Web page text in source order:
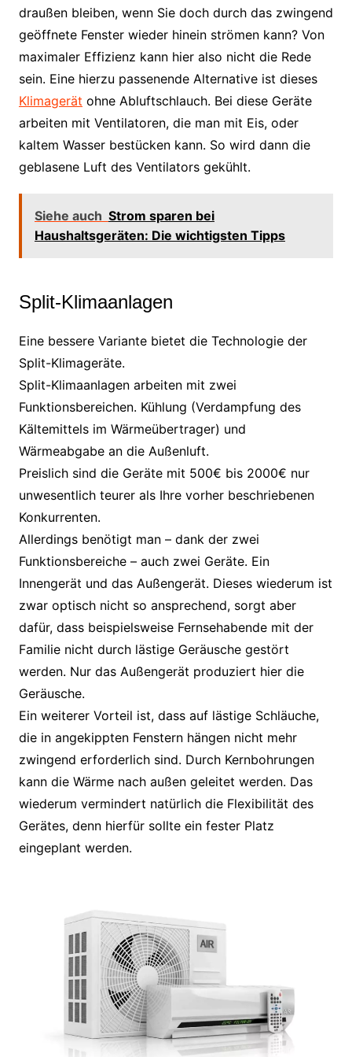
draußen bleiben, wenn Sie doch durch das zwingend
geöffnete Fenster wieder hinein strömen kann? Von
maximaler Effizienz kann hier also nicht die Rede
sein. Eine hierzu passenende Alternative ist dieses
Klimagerät ohne Abluftschlauch. Bei diese Geräte
arbeiten mit Ventilatoren, die man mit Eis, oder
kaltem Wasser bestücken kann. So wird dann die
geblasene Luft des Ventilators gekühlt.
Siehe auch Strom sparen bei
Haushaltsgeräten: Die wichtigsten Tipps
Split-Klimaanlagen
Eine bessere Variante bietet die Technologie der
Split-Klimageräte.
Split-Klimaanlagen arbeiten mit zwei
Funktionsbereichen. Kühlung (Verdampfung des
Kältemittels im Wärmeübertrager) und
Wärmeabgabe an die Außenluft.
Preislich sind die Geräte mit 500€ bis 2000€ nur
unwesentlich teurer als Ihre vorher beschriebenen
Konkurrenten.
Allerdings benötigt man – dank der zwei
Funktionsbereiche – auch zwei Geräte. Ein
Innengerät und das Außengerät. Dieses wiederum ist
zwar optisch nicht so ansprechend, sorgt aber
dafür, dass beispielsweise Fernsehabende mit der
Familie nicht durch lästige Geräusche gestört
werden. Nur das Außengerät produziert hier die
Geräusche.
Ein weiterer Vorteil ist, dass auf lästige Schläuche,
die in angekippten Fenstern hängen nicht mehr
zwingend erforderlich sind. Durch Kernbohrungen
kann die Wärme nach außen geleitet werden. Das
wiederum vermindert natürlich die Flexibilität des
Gerätes, denn hierfür sollte ein fester Platz
eingeplant werden.